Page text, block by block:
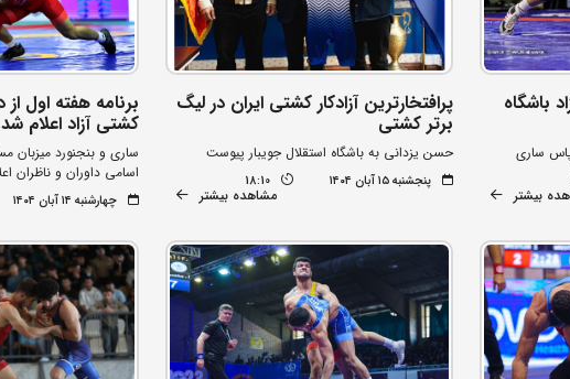
باشگاه
پاس ساری
بیشتر
پرافتخارترین آزادکار کشتی ایران در لیگ
برتر کشتی
حسن یزدانی به باشگاه استقلال جویبار پیوست
پنجشنبه ۱۵ آبان ۱۴۰۴ 18:10
مشاهده بیشتر
برنامه هفته اول
کشتی آزاد اعلام شد
ساری و بنجنورد میزبان
اسامی داوران و ناظران
چهارشنبه ۱۴ آبان ۱۴۰۴